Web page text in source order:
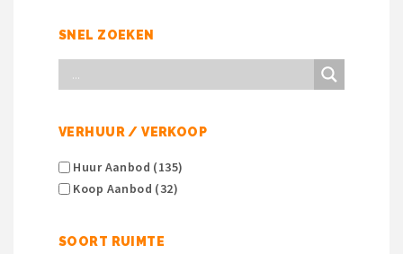
SNEL ZOEKEN
VERHUUR / VERKOOP
Huur Aanbod (135)
Koop Aanbod (32)
SOORT RUIMTE